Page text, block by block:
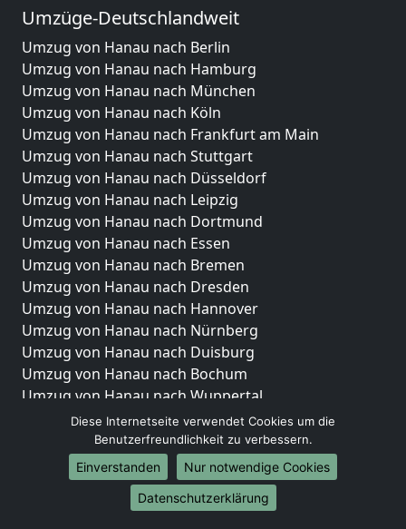
Umzüge-Deutschlandweit
Umzug von Hanau nach Berlin
Umzug von Hanau nach Hamburg
Umzug von Hanau nach München
Umzug von Hanau nach Köln
Umzug von Hanau nach Frankfurt am Main
Umzug von Hanau nach Stuttgart
Umzug von Hanau nach Düsseldorf
Umzug von Hanau nach Leipzig
Umzug von Hanau nach Dortmund
Umzug von Hanau nach Essen
Umzug von Hanau nach Bremen
Umzug von Hanau nach Dresden
Umzug von Hanau nach Hannover
Umzug von Hanau nach Nürnberg
Umzug von Hanau nach Duisburg
Umzug von Hanau nach Bochum
Umzug von Hanau nach Wuppertal
Umzug von Hanau nach Bielefeld
Umzug von Hanau nach Bonn
Umzug von Hanau nach Münster
Internationale-Umzüge
Diese Internetseite verwendet Cookies um die
Benutzerfreundlichkeit zu verbessern.
Einverstanden
Nur notwendige Cookies
Datenschutzerklärung